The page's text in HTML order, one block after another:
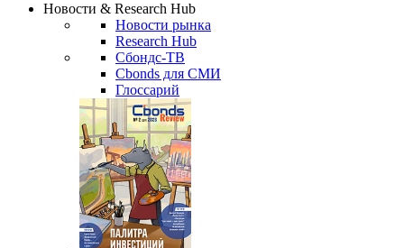
Новости & Research Hub
Новости рынка
Research Hub
Сбондс-ТВ
Cbonds для СМИ
Глоссарий